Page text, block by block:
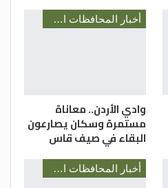
أخبار المحافظات الأردنية
وادي الأردن.. معاناة
مستمرة وسكان يصارعون
البقاء في صيف قاس
أخبار المحافظات الأردنية